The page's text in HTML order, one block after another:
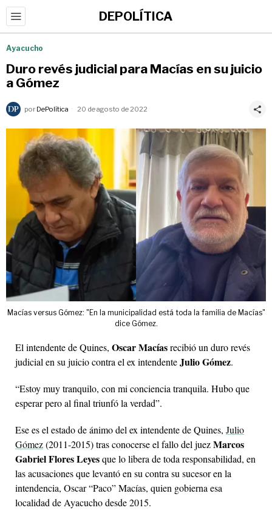
DEPOLÍTICA
Ayacucho
Duro revés judicial para Macías en su juicio
a Gómez
por DePolítica 20 de agosto de 2022
Macías versus Gómez: "En la municipalidad está toda la familia de Macías"
dice Gómez.
El intendente de Quines, Oscar Macíasrecibió un duro revés
judicial en su juicio contra el ex intendenteJulio Gómez.
“Estoy muy tranquilo, con mi conciencia tranquila. Hubo que
esperar pero al final triunfó la verdad”.
Ese es el estado de ánimo del ex intendente de Quines, Julio
Gómez(2011-2015) tras conocerse el fallo del juezMarcos
Gabriel Flores Leyesque lo libera de toda responsabilidad, en
las acusaciones que levantó en su contra su sucesor en la
intendencia, Oscar “Paco” Macías, quien gobierna esa
localidad de Ayacucho desde 2015.